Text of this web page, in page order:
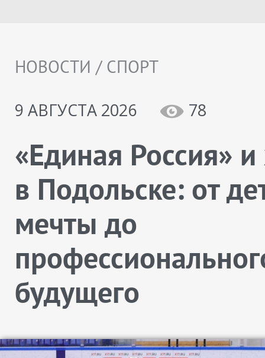
НОВОСТИ / СПОРТ
9 АВГУСТА 2026
78
«Единая Россия»
в Подольске: от
мечты до
будущего